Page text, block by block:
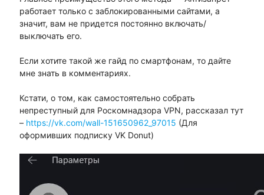
работает только с заблокированными сайтами, а
значит, вам не придется постоянно включать/
выключать его.
Если хотите такой же гайд по смартфонам, то дайте
мне знать в комментариях.
Кстати, о том, как самостоятельно собрать
непреступный для Роскомнадзора VPN, рассказал тут
– https://vk.com/wall-151650962_97015 (Для
оформивших подписку VK Donut)